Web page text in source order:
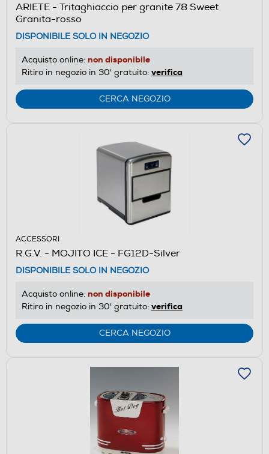
ARIETE - Tritaghiaccio per granite 78 Sweet
Granita-rosso
DISPONIBILE SOLO IN NEGOZIO
Acquisto online: non disponibile
Ritiro in negozio in 30' gratuito: verifica
CERCA NEGOZIO
ACCESSORI
R.G.V. - MOJITO ICE - FG12D-Silver
DISPONIBILE SOLO IN NEGOZIO
Acquisto online: non disponibile
Ritiro in negozio in 30' gratuito: verifica
CERCA NEGOZIO